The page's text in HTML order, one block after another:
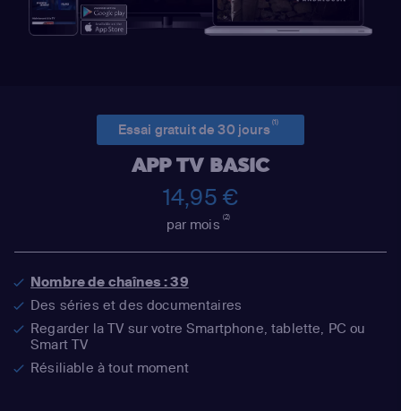
Essai gratuit de 30 jours(1)
APP TV BASIC
14,95 €
par mois(2)
Nombre de chaînes : 39
Des séries et des documentaires
Regarder la TV sur votre Smartphone, tablette, PC ou
Smart TV
Résiliable à tout moment